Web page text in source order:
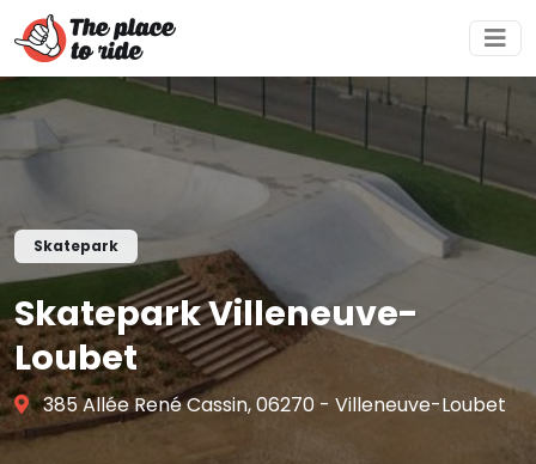
Skatepark
Skatepark Villeneuve-
Loubet
385 Allée René Cassin, 06270 - Villeneuve-Loubet